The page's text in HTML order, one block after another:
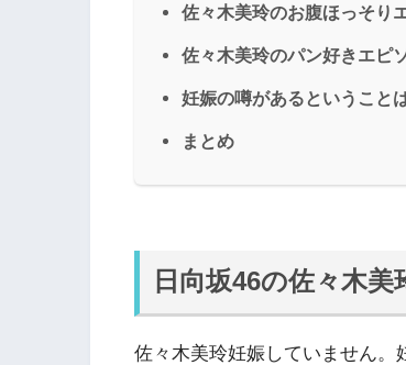
佐々木美玲のお腹ほっそり
佐々木美玲のパン好きエピ
妊娠の噂があるということ
まとめ
日向坂46の佐々木
佐々木美玲妊娠していません。